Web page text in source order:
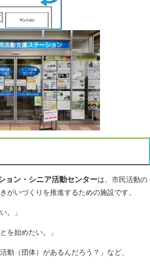
ョン・シニア活動センターは、市民活動の
がいづくりを推進するための施設です。
。」
を始めたい。」
動（団体）があるんだろう？」など、